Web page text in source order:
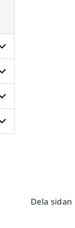
och
till
Dela sidan